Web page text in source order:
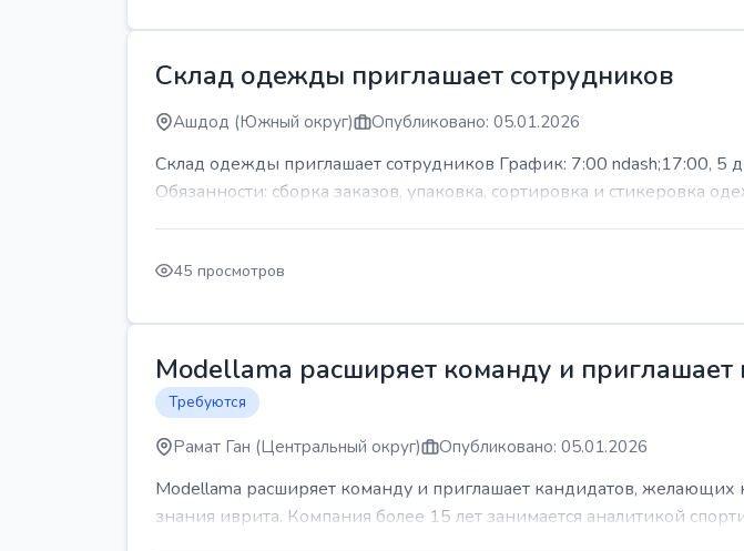
Склад одежды приглашает сотрудников
Ашдод (Южный округ) Опубликовано: 05.01.2026
Склад одежды приглашает сотрудников График: 7:00 ndash;17:00, 5
Обязанности: сборка заказов, упаковка, сортировка и стикеровка
45 просмотров
Modellama расширяет команду и
Требуются
Рамат Ган (Центральный округ) Опубликовано: 05.01.2026
Modellama расширяет команду и приглашает кандидатов, желающих
знания иврита. Компания более 15 лет занимается аналитикой